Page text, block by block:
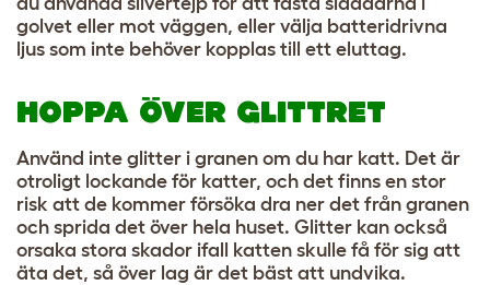
golvet eller mot väggen, eller välja batteridrivna
ljus som inte behöver kopplas till ett eluttag.
HOPPA ÖVER GLITTRET
Använd inte glitter i granen om du har katt. Det är
otroligt lockande för katter, och det finns en stor
risk att de kommer försöka dra ner det från granen
och sprida det över hela huset. Glitter kan också
orsaka stora skador ifall katten skulle få för sig att
äta det, så över lag är det bäst att undvika.